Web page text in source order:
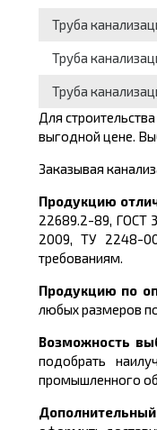
Труба
Труба
Труба
Для
выгодной цене.
Заказывая
Продукцию
22689.2-89, ГОСТ
2009, ТУ 2248-
требованиям.
Продукцию по
любых размеров
Возможность
подобрать
промышленного